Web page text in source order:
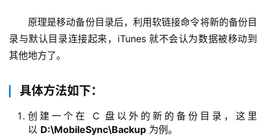
原理是移动备份目录后，利用软链接命令将新的备份目
录与默认目录连接起来，iTunes 就不会认为数据被移动到
其他地方了。
具体方法如下：
创建一个在 C 盘以外的新的备份目录，这里
以 D:\MobileSync\Backup 为例。